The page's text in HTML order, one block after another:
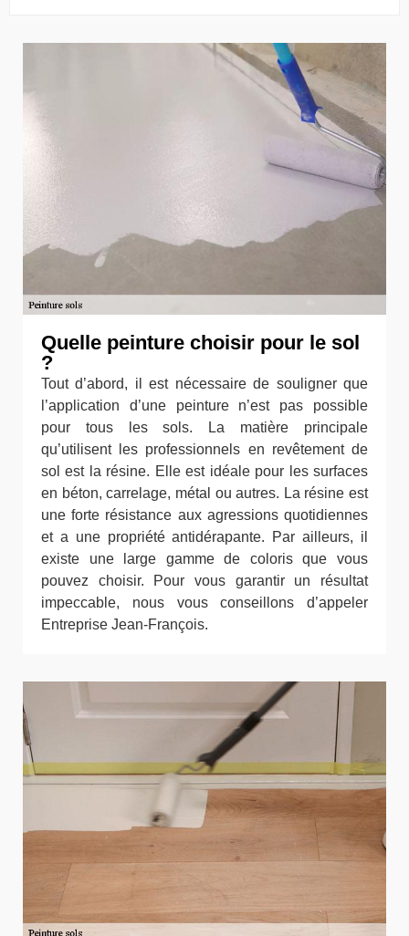
Quelle peinture choisir pour le sol
?
Tout d’abord, il est nécessaire de souligner que
l’application d’une peinture n’est pas possible
pour tous les sols. La matière principale
qu’utilisent les professionnels en revêtement de
sol est la résine. Elle est idéale pour les surfaces
en béton, carrelage, métal ou autres. La résine est
une forte résistance aux agressions quotidiennes
et a une propriété antidérapante. Par ailleurs, il
existe une large gamme de coloris que vous
pouvez choisir. Pour vous garantir un résultat
impeccable, nous vous conseillons d’appeler
Entreprise Jean-François.